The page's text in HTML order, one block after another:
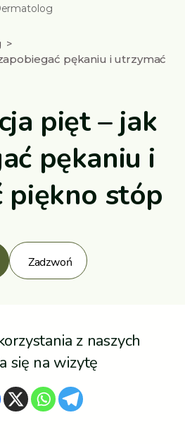
pękaniu i utrzymać
pięt – jak
pękaniu i
piękno stóp
Zadzwoń
z naszych
się na wizytę